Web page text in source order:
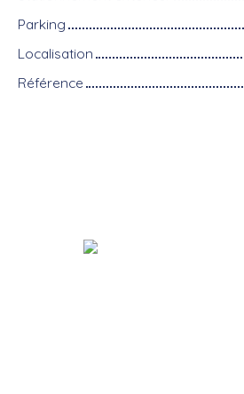
Parking
Localisation
Référence